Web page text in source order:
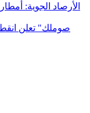
الأرصاد الجوية:
"صوملك" تعلن